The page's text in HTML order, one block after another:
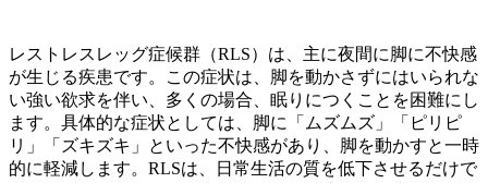
レストレスレッグ症候群（RLS）は、主に夜間に脚に不快感
が生じる疾患です。この症状は、脚を動かさずにはいられな
い強い欲求を伴い、多くの場合、眠りにつくことを困難にし
ます。具体的な症状としては、脚に「ムズムズ」「ピリピ
リ」「ズキズキ」といった不快感があり、脚を動かすと一時
的に軽減します。RLSは、日常生活の質を低下させるだけで